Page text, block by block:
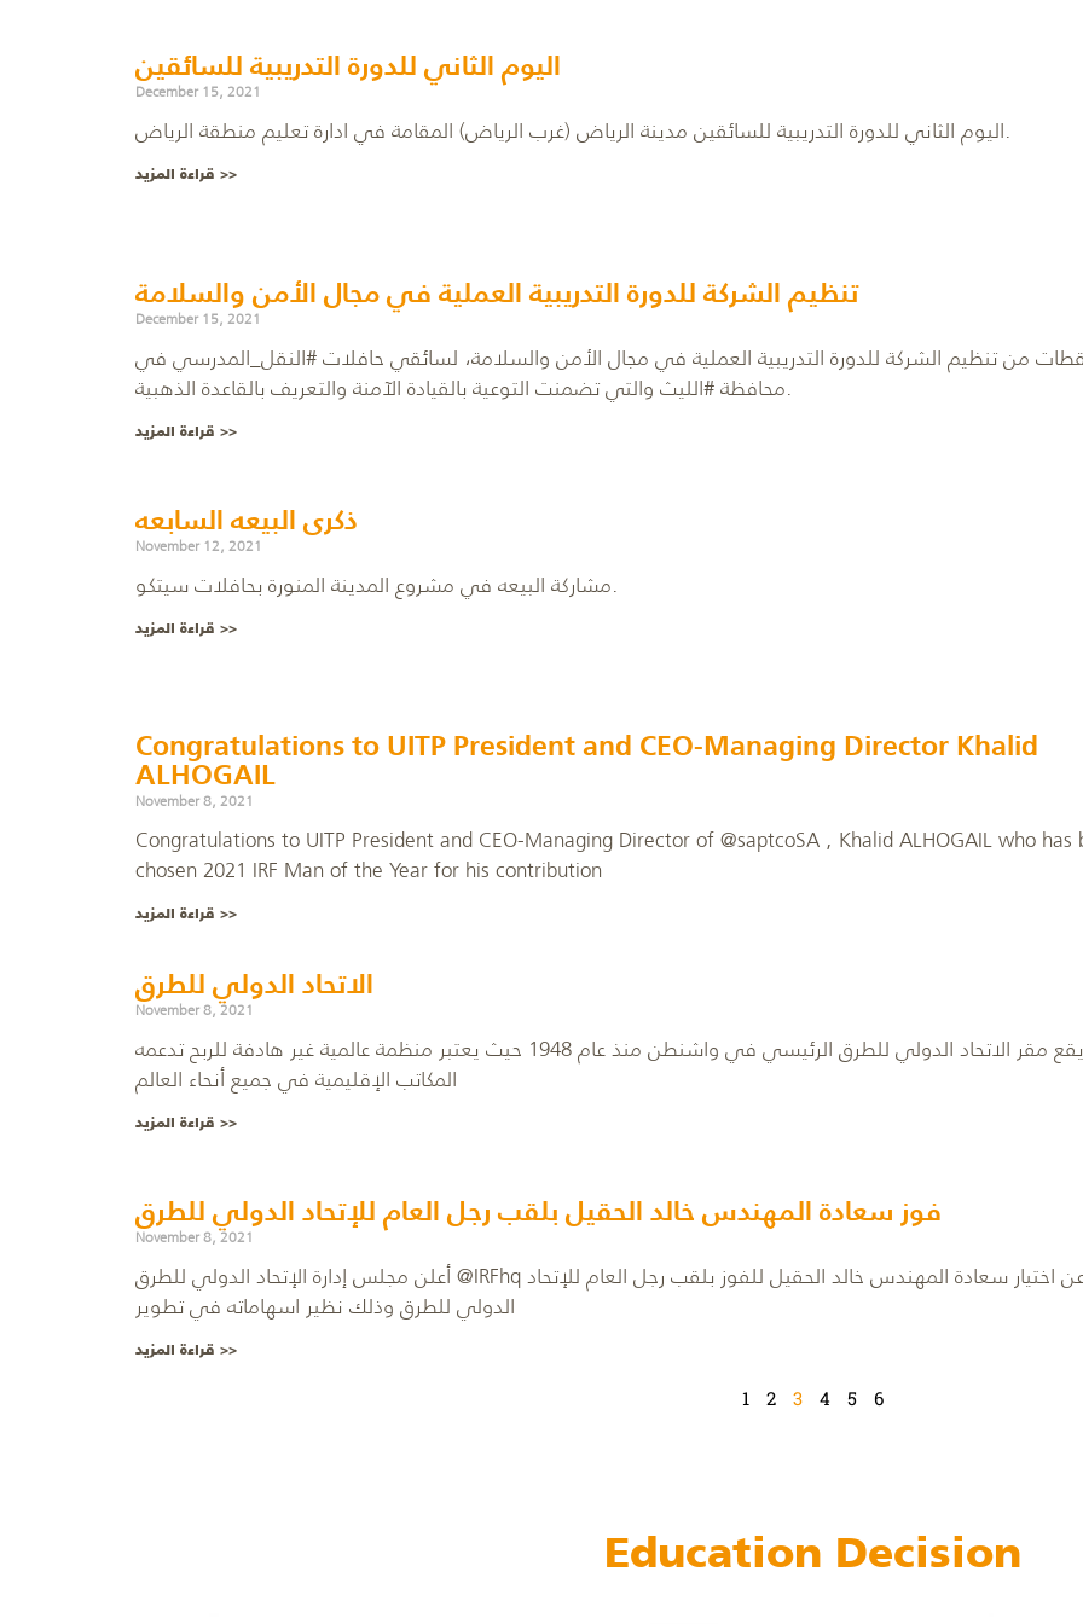
اليوم الثاني للدورة التدريبية للسائقين
December 15, 2021
اليوم الثاني للدورة التدريبية للسائقين مدينة الرياض (غرب الرياض) المقامة في ادارة تعليم منطقة الرياض.
قراءة المزيد >>
تنظيم الشركة للدورة التدريبية العملية في مجال الأمن والسلامة
December 15, 2021
من تنظيم الشركة للدورة التدريبية العملية في مجال الأمن والسلامة، لسائقي حافلات #النقل_المدرسي في
محافظة #الليث والتي تضمنت التوعية بالقيادة الآمنة والتعريف بالقاعدة الذهبية.
قراءة المزيد >>
ذكرى البيعه السابعه
November 12, 2021
مشاركة البيعه في مشروع المدينة المنورة بحافلات سيتكو.
قراءة المزيد >>
Congratulations to UITP President and CEO-Managing Director Khalid
ALHOGAIL
November 8, 2021
Congratulations to UITP President and CEO-Managing Director of @saptcoSA , Khalid ALHOGAIL who has
chosen 2021 IRF Man of the Year for his contribution
قراءة المزيد >>
الاتحاد الدولي للطرق
November 8, 2021
ويقع مقر الاتحاد الدولي للطرق الرئيسي في واشنطن منذ عام 1948 حيث يعتبر منظمة عالمية غير هادفة للربح تدعمه
المكاتب الإقليمية في جميع أنحاء العالم
قراءة المزيد >>
فوز سعادة المهندس خالد الحقيل بلقب رجل العام للإتحاد الدولي للطرق
November 8, 2021
أعلن مجلس إدارة الإتحاد الدولي للطرق @IRFhq عن اختيار سعادة المهندس خالد الحقيل للفوز بلقب رجل العام للإتحاد
الدولي للطرق وذلك نظير اسهاماته في تطوير
قراءة المزيد >>
g
1
g
2
g
3
g
4
g
5
g
6
Education Decision